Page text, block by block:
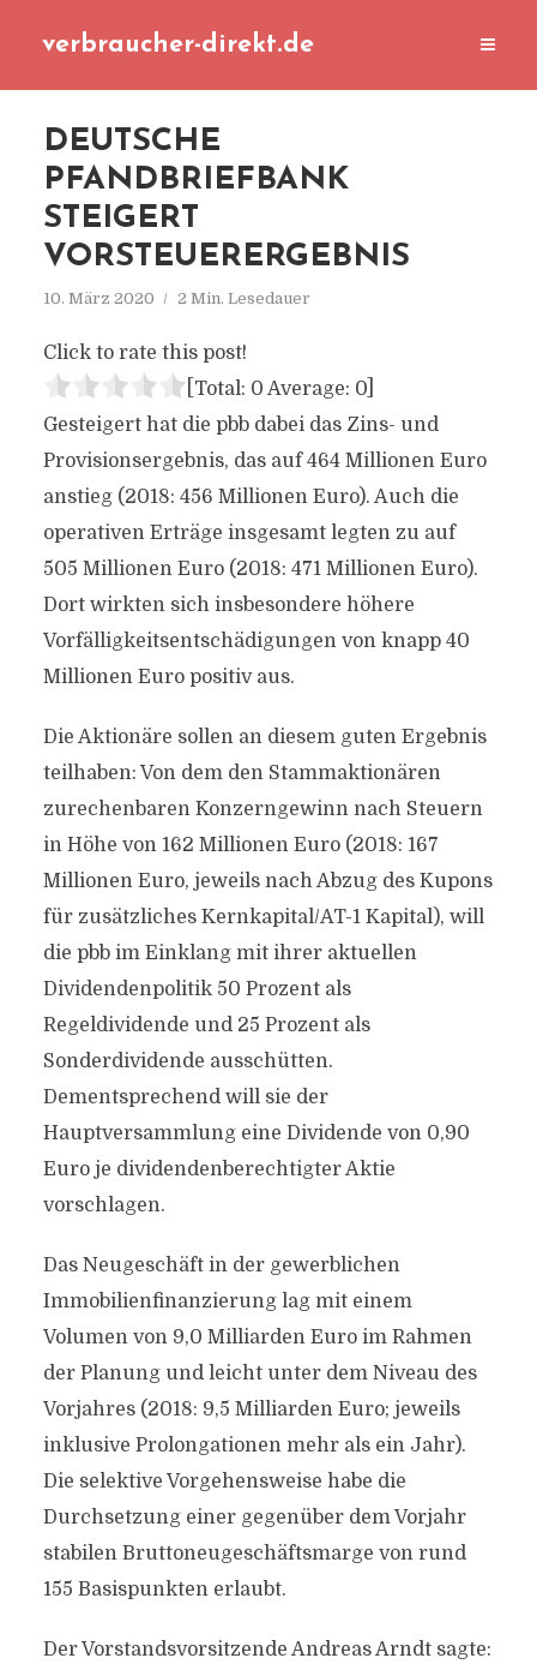
verbraucher-direkt.de
DEUTSCHE
PFANDBRIEFBANK
STEIGERT
VORSTEUERERGEBNIS
10. März 2020 2 Min. Lesedauer
Click to rate this post!
[Total: 0 Average: 0]
Gesteigert hat die pbb dabei das Zins- und
Provisionsergebnis, das auf 464 Millionen Euro
anstieg (2018: 456 Millionen Euro). Auch die
operativen Erträge insgesamt legten zu auf
505 Millionen Euro (2018: 471 Millionen Euro).
Dort wirkten sich insbesondere höhere
Vorfälligkeitsentschädigungen von knapp 40
Millionen Euro positiv aus.
Die Aktionäre sollen an diesem guten Ergebnis
teilhaben: Von dem den Stammaktionären
zurechenbaren Konzerngewinn nach Steuern
in Höhe von 162 Millionen Euro (2018: 167
Millionen Euro, jeweils nach Abzug des Kupons
für zusätzliches Kernkapital/AT-1 Kapital), will
die pbb im Einklang mit ihrer aktuellen
Dividendenpolitik 50 Prozent als
Regeldividende und 25 Prozent als
Sonderdividende ausschütten.
Dementsprechend will sie der
Hauptversammlung eine Dividende von 0,90
Euro je dividendenberechtigter Aktie
vorschlagen.
Das Neugeschäft in der gewerblichen
Immobilienfinanzierung lag mit einem
Volumen von 9,0 Milliarden Euro im Rahmen
der Planung und leicht unter dem Niveau des
Vorjahres (2018: 9,5 Milliarden Euro; jeweils
inklusive Prolongationen mehr als ein Jahr).
Die selektive Vorgehensweise habe die
Durchsetzung einer gegenüber dem Vorjahr
stabilen Bruttoneugeschäftsmarge von rund
155 Basispunkten erlaubt.
Der Vorstandsvorsitzende Andreas Arndt sagte: